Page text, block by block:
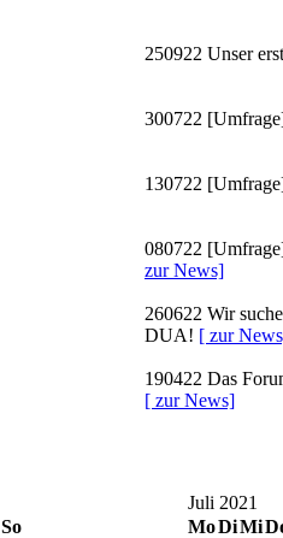
250922 Unser
300722
130722
080722
zur News]
260622 Wir
DUA! [ zur
190422 Das
[ zur News]
So
Juli 2021
MoDiMi